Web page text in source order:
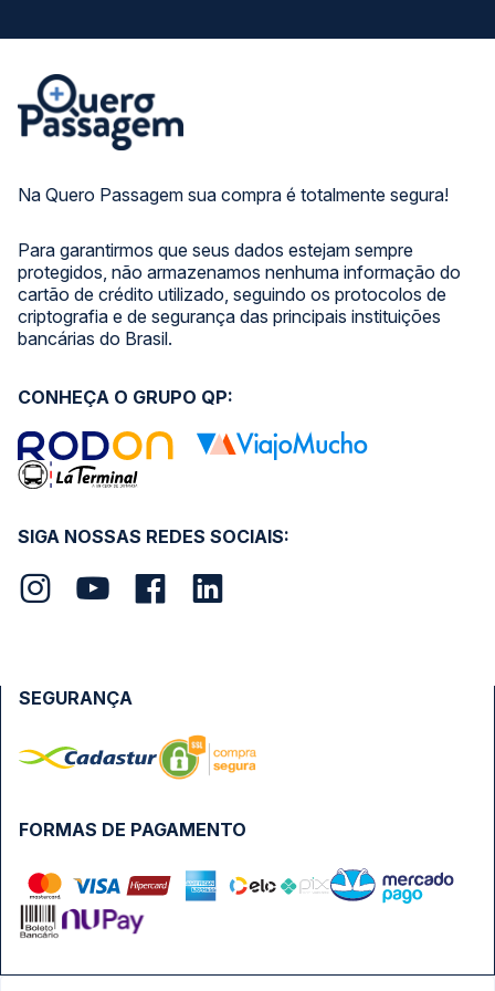
Na Quero Passagem sua compra é totalmente segura!
Para garantirmos que seus dados estejam sempre
protegidos, não armazenamos nenhuma informação do
cartão de crédito utilizado, seguindo os protocolos de
criptografia e de segurança das principais instituições
bancárias do Brasil.
SIGA NOSSAS REDES SOCIAIS:
CONHEÇA O GRUPO QP:
FORMAS DE PAGAMENTO
SEGURANÇA